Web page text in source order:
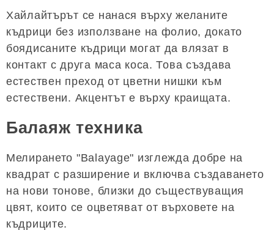
Хайлайтърът се нанася върху желаните
къдрици без използване на фолио, докато
боядисаните къдрици могат да влязат в
контакт с друга маса коса. Това създава
естествен преход от цветни нишки към
естествени. Акцентът е върху краищата.
Балаяж техника
Мелирането "Balayage" изглежда добре на
квадрат с разширение и включва създаването
на нови тонове, близки до съществуващия
цвят, които се оцветяват от върховете на
къдриците.